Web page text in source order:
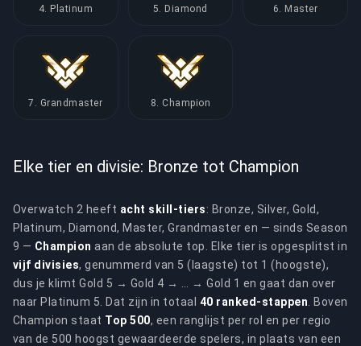
4. Platinum 5. Diamond 6. Master
7. Grandmaster 8. Champion
Elke tier en divisie: Bronze tot Champion
Overwatch 2 heeft acht skill-tiers: Bronze, Silver, Gold,
Platinum, Diamond, Master, Grandmaster en — sinds Season
9 — Champion aan de absolute top. Elke tier is opgesplitst in
vijf divisies, genummerd van 5 (laagste) tot 1 (hoogste),
dus je klimt Gold 5 → Gold 4 → … → Gold 1 en gaat dan over
naar Platinum 5. Dat zijn in totaal 40 ranked-stappen . Boven
Champion staat Top 500, een ranglijst per rol en per regio
van de 500 hoogst gewaardeerde spelers, in plaats van een